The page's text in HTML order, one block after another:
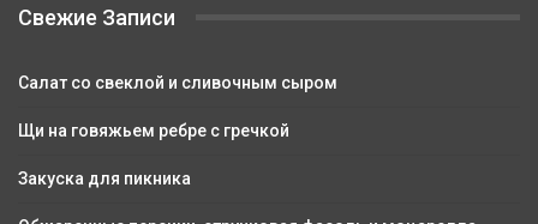
Свежие Записи
Салат со свеклой и сливочным сыром
Щи на говяжьем ребре с гречкой
Закуска для пикника